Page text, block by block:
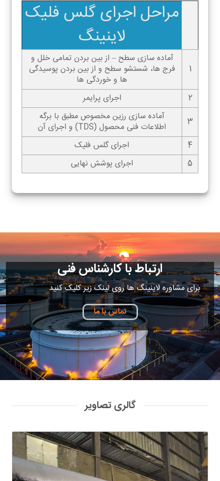
مراحل اجرای گلس فلیک
لاینینگ
1
آماده سازی سطح – از بین بردن تمامی خلل و
فرج ها، شستشو سطح و از بین بردن پوسیدگی
ها و خوردگی ها
2
اجرای پرایمر
3
آماده سازی رزین مخصوص مطبق با برگه
اطلاعات فنی محصول (TDS) و اجرای آن
4
اجرای گلس فلیک
5
اجرای پوشش نهایی
ارتباط با کارشناس فنی
برای مشاوره لاینینگ ها روی لینک زیر کلیک کنید
تماس با ما
گالری تصاویر